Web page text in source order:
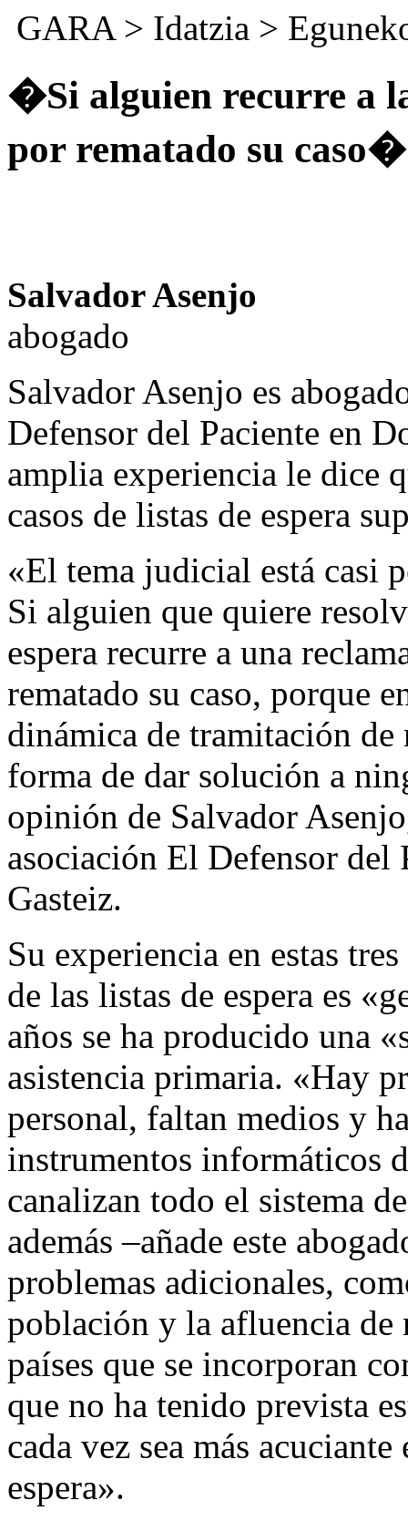
GARA> Idatzia >
�Si alguien recurre a
por rematado su caso�
Salvador Asenjo
abogado
Salvador Asenjo es
Defensor del Paciente en
amplia experiencia le dice
casos de listas de espera
«El tema judicial está casi
Si alguien que quiere
espera recurre a una
rematado su caso, porque
dinámica de tramitación de
forma de dar solución a
opinión de Salvador
asociación El Defensor del
Gasteiz.
Su experiencia en estas
de las listas de espera es
años se ha producido una
asistencia primaria. «Hay
personal, faltan medios y
instrumentos informáticos
canalizan todo el sistema
además –añade este
problemas adicionales,
población y la afluencia de
países que se incorporan
que no ha tenido prevista
cada vez sea más
espera».